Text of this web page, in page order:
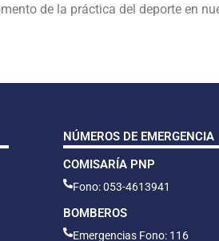
de la práctica del deporte en
NÚMEROS DE EMERGENCIA
COMISARÍA PNP
Fono: 053-4613941
BOMBEROS
Emergencias Fono: 116